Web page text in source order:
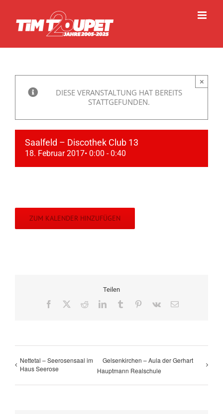
springen
DIESE VERANSTALTUNG HAT BEREITS
STATTGEFUNDEN.
×
Saalfeld – Discothek Club 13
18. Februar 2017• 0:00 - 0:40
ZUM KALENDER HINZUFÜGEN
Teilen
Facebook RedditLinkedInTumblr Pinterest
Vk
E-
Nettetal – Seerosensaal im
Haus Seerose
Gelsenkirchen – Aula der Gerhart
Hauptmann Realschule